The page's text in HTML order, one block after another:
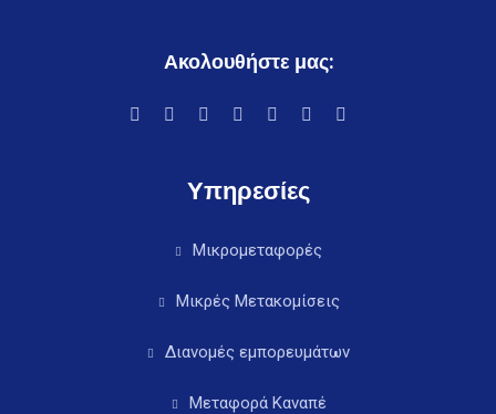
Ακολουθήστε μας:
Υπηρεσίες
Μικρομεταφορές
Μικρές Μετακομίσεις
Διανομές εμπορευμάτων
Μεταφορά Καναπέ